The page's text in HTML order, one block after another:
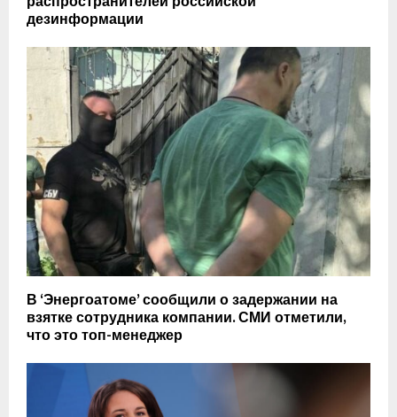
дезинформации
В ‘Энергоатоме’ сообщили о задержании на
взятке сотрудника компании. СМИ отметили,
что это топ-менеджер